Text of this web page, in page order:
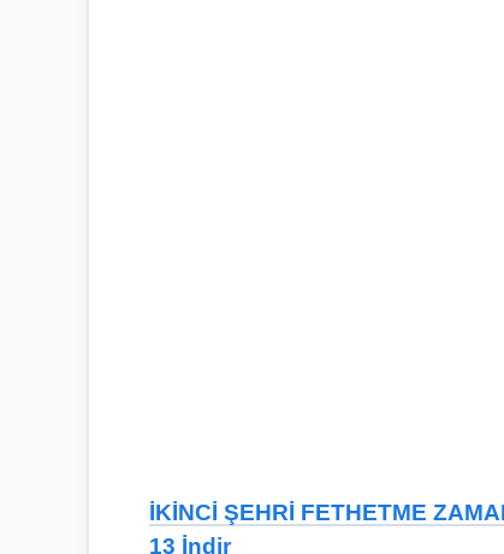
İKİNCİ ŞEHRİ FETHETME
13 İndir